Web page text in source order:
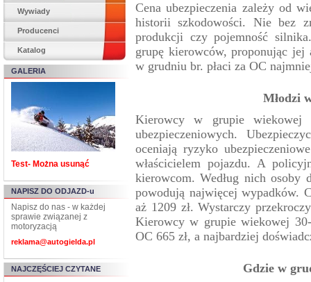
Wywiady
Producenci
Katalog
GALERIA
Test- Można usunąć
NAPISZ DO ODJAZD-u
Napisz do nas - w każdej
sprawie związanej z
motoryzacją
reklama@autogielda.pl
NAJCZĘŚCIEJ CZYTANE
Cena ubezpieczenia zależy od
historii szkodowości. Nie bez
produkcji czy pojemność
grupę kierowców, proponując
w grudniu br. płaci za OC
Młodzi
Kierowcy w grupie wiekowej
ubezpieczeniowych.
oceniają ryzyko
właścicielem pojazdu. A
kierowcom. Według nich
powodują najwięcej wypadków.
aż 1209 zł. Wystarczy
Kierowcy w grupie wiekowej
OC 665 zł, a najbardziej
Gdzie w